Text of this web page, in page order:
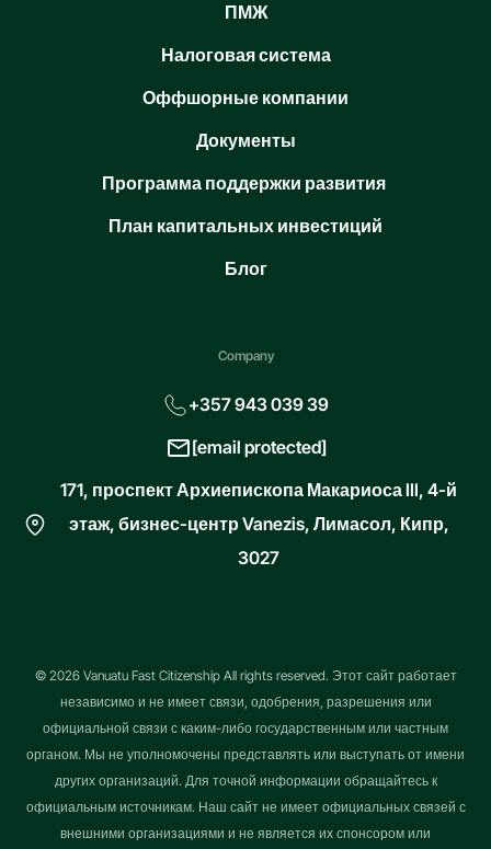
ПМЖ
Налоговая система
Оффшорные компании
Документы
Программа поддержки развития
План капитальных инвестиций
Блог
Company
+357 943 039 39
[email protected]
171, проспект Архиепископа Макариоса III, 4-й
этаж, бизнес-центр Vanezis, Лимасол, Кипр,
3027
© 2026 Vanuatu Fast Citizenship All rights reserved. Этот сайт работает
независимо и не имеет связи, одобрения, разрешения или
официальной связи с каким-либо государственным или частным
органом. Мы не уполномочены представлять или выступать от имени
других организаций. Для точной информации обращайтесь к
официальным источникам. Наш сайт не имеет официальных связей с
внешними организациями и не является их спонсором или